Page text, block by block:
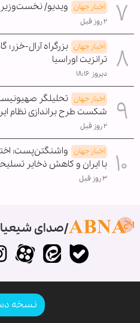
اخبار جهان ویدیو/ نخست‌وزیر
۲ روز قبل
اخبار جهان بزرگراه آرال-خزر؛
ترانزیت اوراسیا
دیروز ۱۸:۱۶
اخبار جهان تحلیلگر
شکست طرح براندازی نظام
۲ روز قبل
اخبار جهان واشنگتن‌پست:
با ایران و کاهش ذخایر
۳ روز قبل
صدای
نسخه